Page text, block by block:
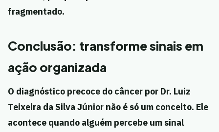
fragmentado.
Conclusão: transforme sinais em
ação organizada
O diagnóstico precoce do câncer por Dr. Luiz
Teixeira da Silva Júnior não é só um conceito. Ele
acontece quando alguém percebe um sinal